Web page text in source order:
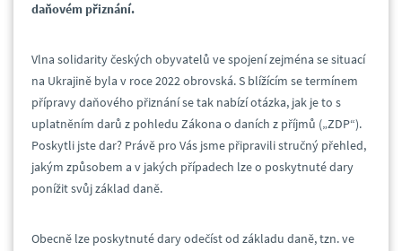
daňovém přiznání.
Vlna solidarity českých obyvatelů ve spojení zejména se situací
na Ukrajině byla v roce 2022 obrovská. S blížícím se termínem
přípravy daňového přiznání se tak nabízí otázka, jak je to s
uplatněním darů z pohledu Zákona o daních z příjmů („ZDP“).
Poskytli jste dar? Právě pro Vás jsme připravili stručný přehled,
jakým způsobem a v jakých případech lze o poskytnuté dary
ponížit svůj základ daně.
Obecně lze poskytnuté dary odečíst od základu daně, tzn. ve